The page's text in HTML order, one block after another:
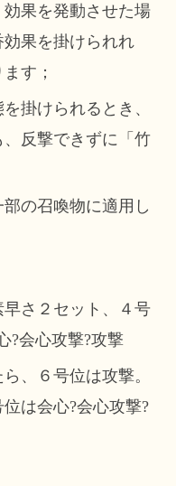
果を発動させた場
果を掛けられれ
す；
けられるとき、
、反撃できずに「竹
の召喚物に適用し
さ２セット、４号
?会心攻撃?攻撃
６号位は攻撃。
位は会心?会心攻撃?